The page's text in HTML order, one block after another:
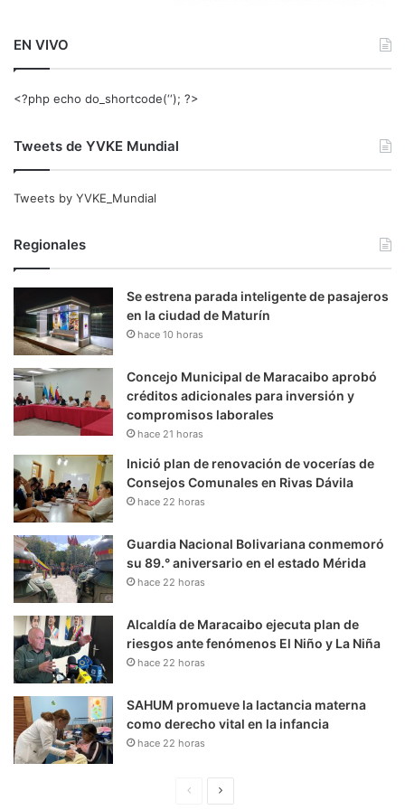
EN VIVO
<?php echo do_shortcode(‘‘); ?>
Tweets de YVKE Mundial
Tweets by YVKE_Mundial
Regionales
Se estrena parada inteligente de pasajeros
en la ciudad de Maturín
hace 10 horas
Concejo Municipal de Maracaibo aprobó
créditos adicionales para inversión y
compromisos laborales
hace 21 horas
Inició plan de renovación de vocerías de
Consejos Comunales en Rivas Dávila
hace 22 horas
Guardia Nacional Bolivariana conmemoró
su 89.° aniversario en el estado Mérida
hace 22 horas
Alcaldía de Maracaibo ejecuta plan de
riesgos ante fenómenos El Niño y La Niña
hace 22 horas
SAHUM promueve la lactancia materna
como derecho vital en la infancia
hace 22 horas